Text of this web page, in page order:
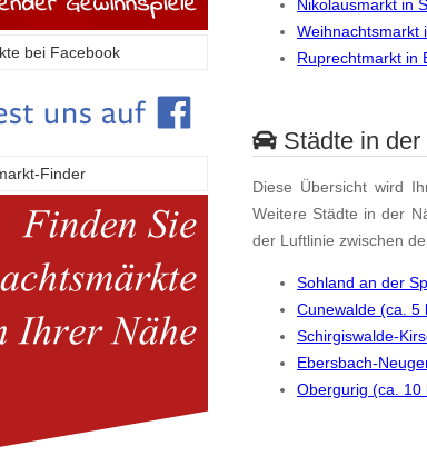
Nikolausmarkt in
Weihnachtsmarkt
Ruprechtmarkt in
Städte in
Diese Übersicht wird
Weitere Städte in der
der Luftlinie zwischen
Sohland an der
Cunewalde (ca. 5
Schirgiswalde-
Ebersbach-
Obergurig (ca. 10
bei Facebook
Finder